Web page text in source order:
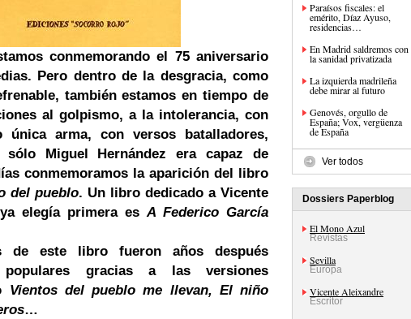
conmemorando el 75 aniversario
Pero dentro de la desgracia, como
también estamos en tiempo de
al golpismo, a la intolerancia, con
única arma, con versos batalladores,
sólo Miguel Hernández era capaz de
conmemoramos la aparición del libro
del pueblo. Un libro dedicado a Vicente
elegía primera esA Federico García
de este libro fueron años después
populares gracias a las versiones
Vientos del pueblo me llevan, El niño
…
Paraísos fiscales: el
emérito, Díaz Ayuso,
residencias…
En Madrid saldremos con
la sanidad privatizada
La izquierda madrileña
debe mirar al futuro
Genovés, orgullo de
España; Vox, vergüenza
de España
Ver todos
Dossiers Paperblog
El Mono Azul
Revistas
Sevilla
Europa
Vicente Aleixandre
Escritor